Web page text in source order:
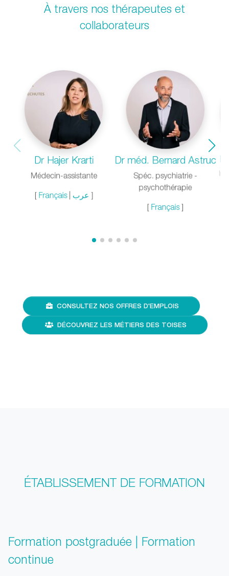
À travers nos thérapeutes et
collaborateurs
Dr Hajer Krarti
Médecin-assistante
[ Français| عرب ]
Dr méd. Bernard Astruc
Spéc. psychiatrie -
psychothérapie
[ Français]
CONSULTEZ NOS OFFRES D'EMPLOIS
DÉCOUVREZ LES MÉTIERS DES TOISES
ÉTABLISSEMENT DE FORMATION
Formation postgraduée | Formation
continue